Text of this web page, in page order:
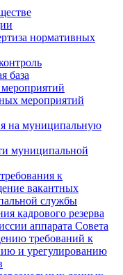
нормативных
база
мероприятий
на муниципальную
муниципальной
к
вакантных
службы
кадрового резерва
аппарата Совета
требований к
и урегулированию